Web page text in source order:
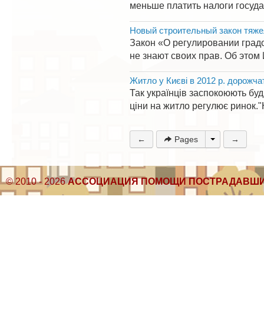
меньше платить налоги
Новый строительный закон
Закон «О регулировании
не знают своих прав. Об
Житло у Києві в 2012 р.
Так українців заспокоюють
ціни на житло регулює
← Pages →
© 2010 - 2026АССОЦИАЦИЯ ПОМОЩИ